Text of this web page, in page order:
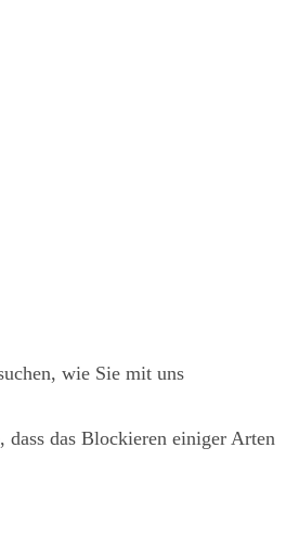
wie Sie mit uns
das Blockieren einiger Arten